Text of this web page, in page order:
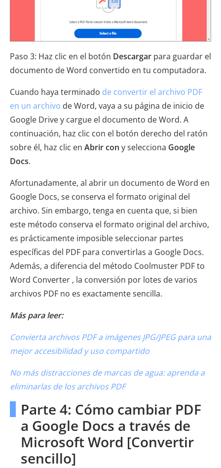
Paso 3: Haz clic en el botón Descargar para guardar el
documento de Word convertido en tu computadora.
Cuando haya terminado de convertir el archivo PDF
en un archivo de Word, vaya a su página de inicio de
Google Drive y cargue el documento de Word. A
continuación, haz clic con el botón derecho del ratón
sobre él, haz clic en Abrir con y selecciona Google
Docs.
Afortunadamente, al abrir un documento de Word en
Google Docs, se conserva el formato original del
archivo. Sin embargo, tenga en cuenta que, si bien
este método conserva el formato original del archivo,
es prácticamente imposible seleccionar partes
específicas del PDF para convertirlas a Google Docs.
Además, a diferencia del método Coolmuster PDF to
Word Converter , la conversión por lotes de varios
archivos PDF no es exactamente sencilla.
Más para leer:
Convierta archivos PDF a imágenes JPG/JPEG para una
mejor accesibilidad y uso compartido
No más distracciones de marcas de agua: aprenda a
eliminarlas de los archivos PDF
Parte 4: Cómo cambiar PDF
a Google Docs a través de
Microsoft Word [Convertir
sencillo]